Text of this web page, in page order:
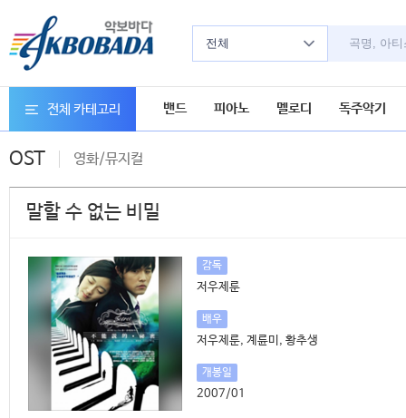
전체
전체 카테고리 밴드 피아노 멜로디 독주악기
OST 영화/뮤지컬
말할 수 없는 비밀
감독
저우제룬
배우
저우제룬, 계륜미, 황추생
개봉일
2007/01